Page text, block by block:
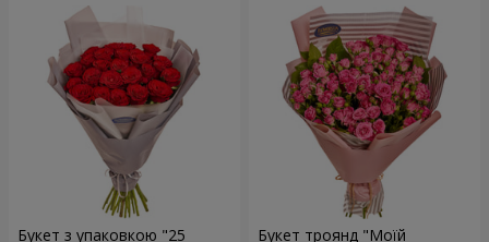
Букет з упаковкою "25 Букет троянд "Моїй